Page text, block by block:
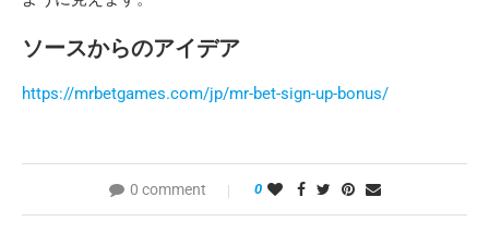
ソースからのアイデア
https://mrbetgames.com/jp/mr-bet-sign-up-bonus/
0 comment 0